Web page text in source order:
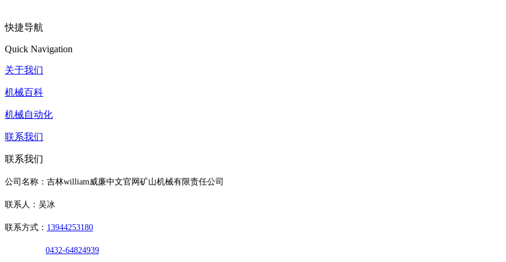
快捷导航
Quick Navigation
关于我们
机械百科
机械自动化
联系我们
联系我们
公司名称：吉林william威廉中文官网矿山机械有限责任公司
联系人：吴冰
联系方式： 13944253180
0432-64824939